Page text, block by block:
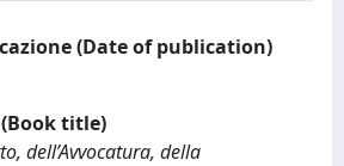
(Date of publication)
title)
dell’Avvocatura, della